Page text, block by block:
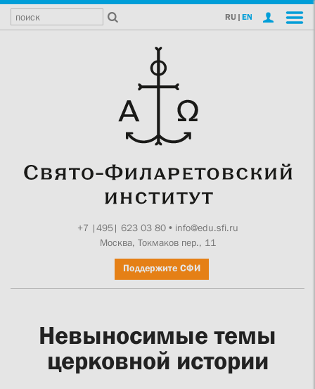
RU | EN
+7 |495| 623 03 80• info@edu.sfi.ru
Москва, Токмаков пер., 11
Поддержите СФИ
Невыносимые темы
церковной истории